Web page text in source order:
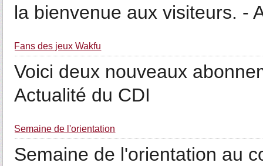
la bienvenue aux visiteurs. -
Fans des jeux Wakfu
Voici deux nouveaux
Actualité du CDI
Semaine de l'orientation
Semaine de l'orientation au